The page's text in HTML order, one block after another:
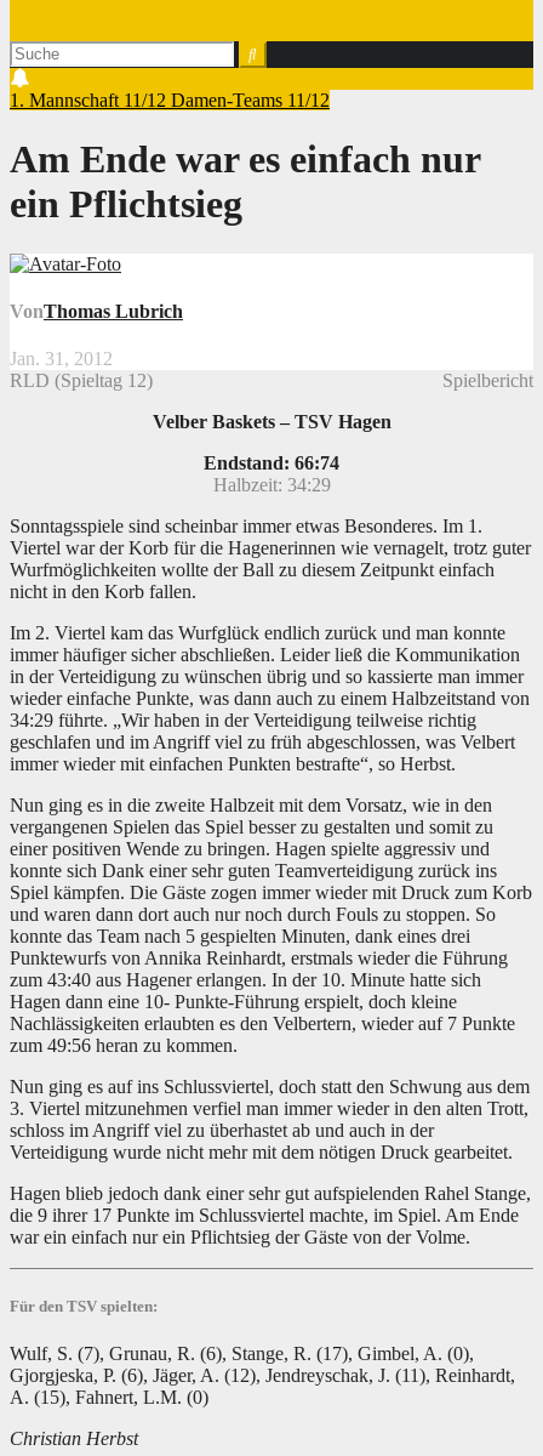
1. Mannschaft 11/12 Damen-Teams 11/12
Am Ende war es einfach nur
ein Pflichtsieg
VonThomas Lubrich
Jan. 31, 2012
RLD (Spieltag 12)
Spielbericht
Velber Baskets – TSV Hagen
Endstand: 66:74
Halbzeit: 34:29
Sonntagsspiele sind scheinbar immer etwas Besonderes. Im 1.
Viertel war der Korb für die Hagenerinnen wie vernagelt, trotz guter
Wurfmöglichkeiten wollte der Ball zu diesem Zeitpunkt einfach
nicht in den Korb fallen.
Im 2. Viertel kam das Wurfglück endlich zurück und man konnte
immer häufiger sicher abschließen. Leider ließ die Kommunikation
in der Verteidigung zu wünschen übrig und so kassierte man immer
wieder einfache Punkte, was dann auch zu einem Halbzeitstand von
34:29 führte. „Wir haben in der Verteidigung teilweise richtig
geschlafen und im Angriff viel zu früh abgeschlossen, was Velbert
immer wieder mit einfachen Punkten bestrafte“, so Herbst.
Nun ging es in die zweite Halbzeit mit dem Vorsatz, wie in den
vergangenen Spielen das Spiel besser zu gestalten und somit zu
einer positiven Wende zu bringen. Hagen spielte aggressiv und
konnte sich Dank einer sehr guten Teamverteidigung zurück ins
Spiel kämpfen. Die Gäste zogen immer wieder mit Druck zum Korb
und waren dann dort auch nur noch durch Fouls zu stoppen. So
konnte das Team nach 5 gespielten Minuten, dank eines drei
Punktewurfs von Annika Reinhardt, erstmals wieder die Führung
zum 43:40 aus Hagener erlangen. In der 10. Minute hatte sich
Hagen dann eine 10- Punkte-Führung erspielt, doch kleine
Nachlässigkeiten erlaubten es den Velbertern, wieder auf 7 Punkte
zum 49:56 heran zu kommen.
Nun ging es auf ins Schlussviertel, doch statt den Schwung aus dem
3. Viertel mitzunehmen verfiel man immer wieder in den alten Trott,
schloss im Angriff viel zu überhastet ab und auch in der
Verteidigung wurde nicht mehr mit dem nötigen Druck gearbeitet.
Hagen blieb jedoch dank einer sehr gut aufspielenden Rahel Stange,
die 9 ihrer 17 Punkte im Schlussviertel machte, im Spiel. Am Ende
war ein einfach nur ein Pflichtsieg der Gäste von der Volme.
Für den TSV spielten:
Wulf, S. (7), Grunau, R. (6), Stange, R. (17), Gimbel, A. (0),
Gjorgjeska, P. (6), Jäger, A. (12), Jendreyschak, J. (11), Reinhardt,
A. (15), Fahnert, L.M. (0)
Christian Herbst